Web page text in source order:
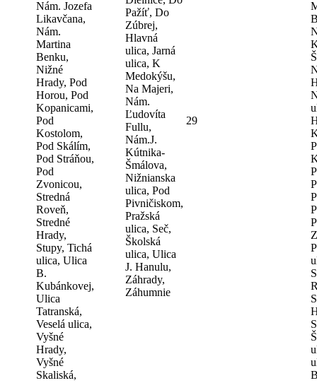
Nám. Jozefa
Likavčana,
Nám.
Martina
Benku,
Nižné
Hrady, Pod
Horou, Pod
Kopanicami,
Pod
Kostolom,
Pod Skálím,
Pod Stráňou,
Pod
Zvonicou,
Stredná
Roveň,
Stredné
Hrady,
Stupy, Tichá
ulica, Ulica
B.
Kubánkovej,
Ulica
Tatranská,
Veselá ulica,
Vyšné
Hrady,
Vyšné
Skaliská,
Pažíť, Do
Zúbrej,
Hlavná
ulica, Jarná
ulica, K
Medokýšu,
Na Majeri,
Nám.
Ľudovíta
Fullu,
Nám.J.
Kútnika-
Šmálova,
Nižnianska
ulica, Pod
Pivničiskom,
Pražská
ulica, Seč,
Školská
ulica, Ulica
J. Hanulu,
Záhrady,
Záhumnie
29